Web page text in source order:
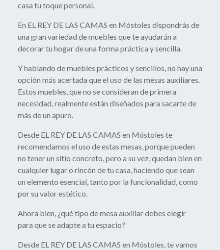
casa tu toque personal.
En EL REY DE LAS CAMAS en Móstoles dispondrás de
una gran variedad de muebles que te ayudarán a
decorar tu hogar de una forma práctica y sencilla.
Y hablando de muebles prácticos y sencillos, no hay una
opción más acertada que el uso de las mesas auxiliares.
Estos muebles, que no se consideran de primera
necesidad, realmente están diseñados para sacarte de
más de un apuro.
Desde EL REY DE LAS CAMAS en Móstoles te
recomendamos el uso de estas mesas, porque pueden
no tener un sitio concreto, pero a su vez, quedan bien en
cualquier lugar o rincón de tu casa, haciendo que sean
un elemento esencial, tanto por la funcionalidad, como
por su valor estético.
Ahora bien, ¿qué tipo de mesa auxiliar debes elegir
para que se adapte a tu espacio?
Desde EL REY DE LAS CAMAS en Móstoles, te vamos